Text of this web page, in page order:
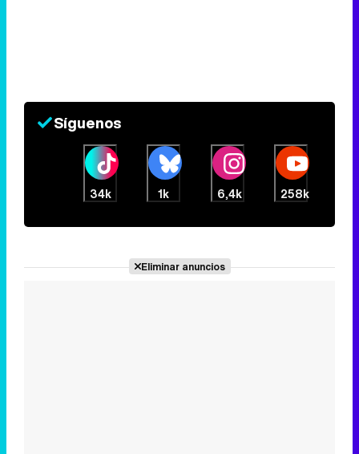
Síguenos
34k 1k 6,4k 258k
Eliminar anuncios